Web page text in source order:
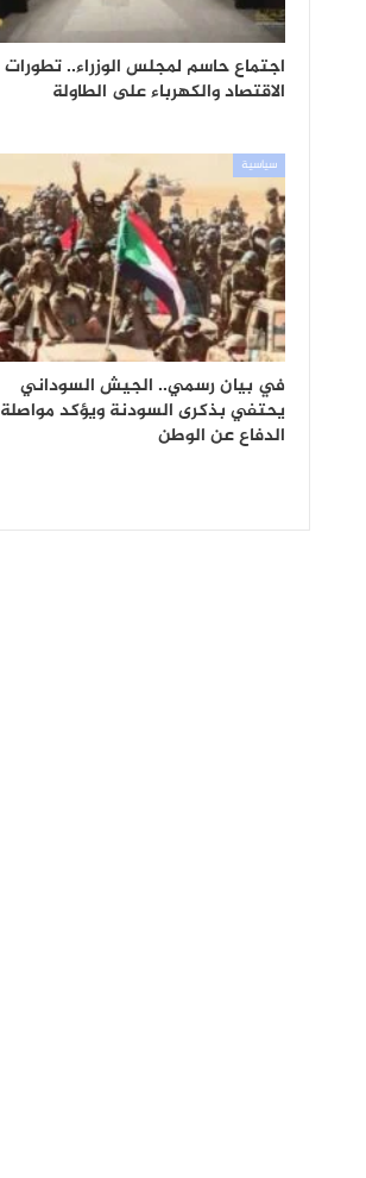
اجتماع حاسم لمجلس الوزراء.. تطورات
الاقتصاد والكهرباء على الطاولة
سياسية
في بيان رسمي.. الجيش السوداني
يحتفي بذكرى السودنة ويؤكد مواصلة
الدفاع عن الوطن